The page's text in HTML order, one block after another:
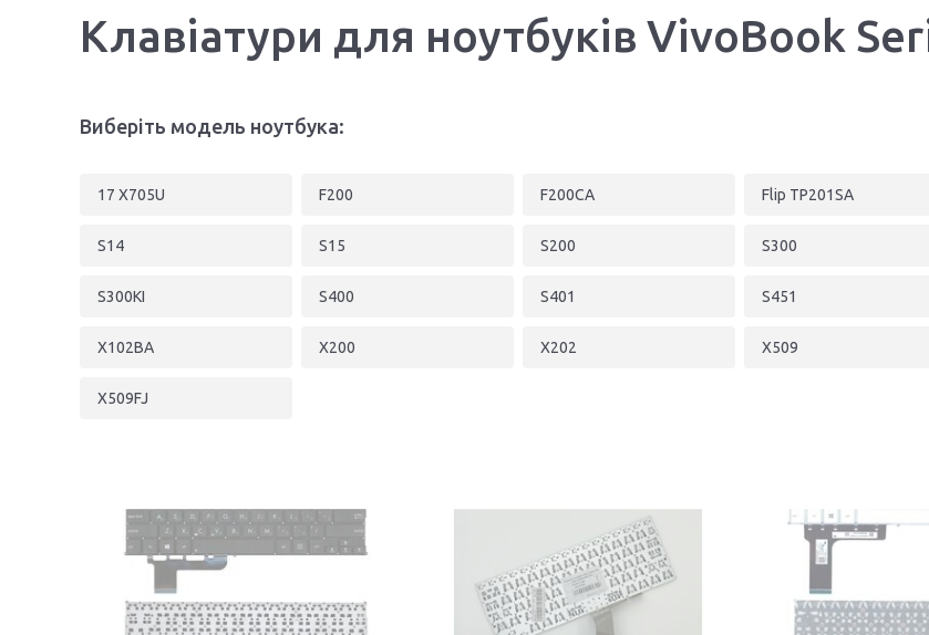
Клавіатури для ноутбуків VivoBook
Виберіть модель ноутбука:
17 X705U F200 F200CA Flip TP201SA
S14 S15 S200 S300
S300KI S400 S401 S451
X102BA X200 X202 X509
X509FJ